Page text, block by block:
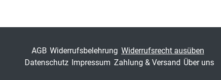
AGB Widerrufsbelehrung Widerrufsrecht ausüben
Datenschutz Impressum Zahlung & Versand Über uns